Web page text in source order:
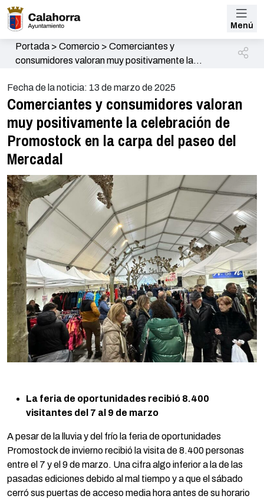
Menú
Portada> Comercio> Comerciantes y
consumidores valoran muy positivamente la
del Mercadal
Fecha de la noticia: 13 de marzo de 2025
Comerciantes y consumidores valoran
muy positivamente la celebración de
Promostock en la carpa del paseo del
Mercadal
La feria de oportunidades recibió 8.400
visitantes del 7 al 9 de marzo
A pesar de la lluvia y del frío la feria de oportunidades
Promostock de invierno recibió la visita de 8.400 personas
entre el 7 y el 9 de marzo. Una cifra algo inferior a la de las
pasadas ediciones debido al mal tiempo y a que el sábado
cerró sus puertas de acceso media hora antes de su horario